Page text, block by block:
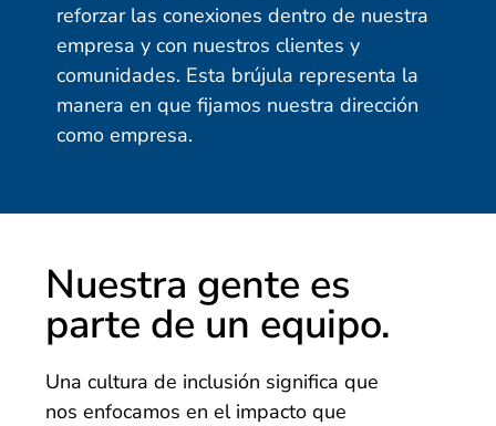
reforzar las conexiones dentro de nuestra
empresa y con nuestros clientes y
comunidades. Esta brújula representa la
manera en que fijamos nuestra dirección
como empresa.
Nuestra gente es
parte de un equipo.
Una cultura de inclusión significa que
nos enfocamos en el impacto que